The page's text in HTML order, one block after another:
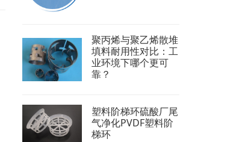
聚丙烯与聚乙烯散堆
填料耐用性对比：工
业环境下哪个更可
靠？
塑料阶梯环硫酸厂尾
气净化PVDF塑料阶
梯环